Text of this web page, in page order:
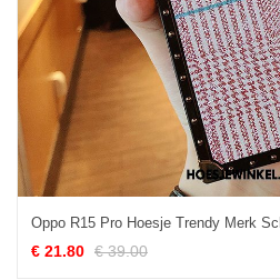
€ 21.80 € 39.00